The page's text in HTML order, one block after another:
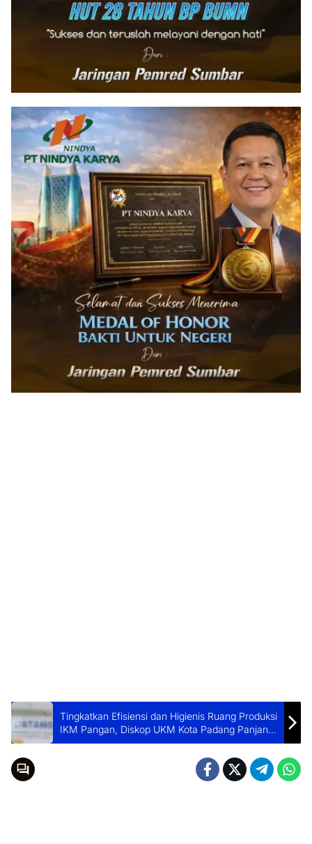
Tingkatkan Efisiensi dan Higienis Ruang Produksi
IKM Pangan, Diskop UKM Kota Padang Panjang
Gandeng Tim Politeknik ATI Padang